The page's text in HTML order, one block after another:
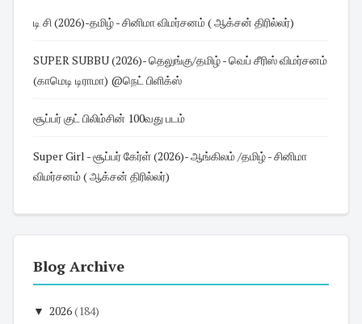
டி சி (2026)-தமிழ் - சினிமா விமர்சனம் ( ஆக்சன் திரில்லர்)
SUPER SUBBU (2026)- தெலுங்கு/தமிழ் - வெப் சீரிஸ் விமர்சனம்
(காமெடி டிராமா) @நெட் பிளிக்ஸ்
சூப்பர் குட் பிலிம்சின் 100வது படம்
Super Girl - சூப்பர் கேர்ள் (2026)- ஆங்கிலம் /தமிழ் - சினிமா
விமர்சனம் ( ஆக்சன் திரில்லர்)
Blog Archive
▼ 2026(184)